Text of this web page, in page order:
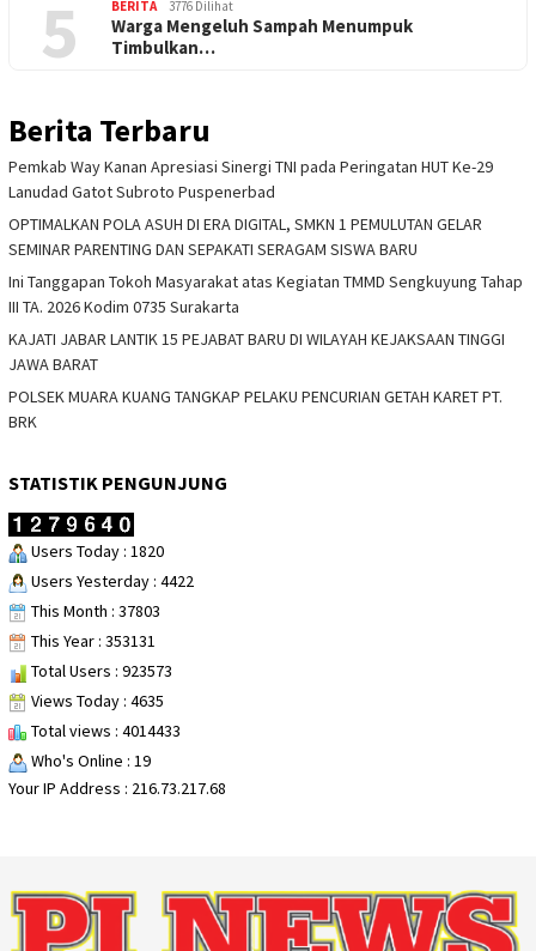
5 BERITA 3776 Dilihat
Warga Mengeluh Sampah Menumpuk
Timbulkan…
Berita Terbaru
Pemkab Way Kanan Apresiasi Sinergi TNI pada Peringatan HUT Ke-29
Lanudad Gatot Subroto Puspenerbad
OPTIMALKAN POLA ASUH DI ERA DIGITAL, SMKN 1 PEMULUTAN GELAR
SEMINAR PARENTING DAN SEPAKATI SERAGAM SISWA BARU
Ini Tanggapan Tokoh Masyarakat atas Kegiatan TMMD Sengkuyung Tahap
III TA. 2026 Kodim 0735 Surakarta
KAJATI JABAR LANTIK 15 PEJABAT BARU DI WILAYAH KEJAKSAAN TINGGI
JAWA BARAT
POLSEK MUARA KUANG TANGKAP PELAKU PENCURIAN GETAH KARET PT.
BRK
STATISTIK PENGUNJUNG
Users Today : 1820
Users Yesterday : 4422
This Month : 37803
This Year : 353131
Total Users : 923573
Views Today : 4635
Total views : 4014433
Who's Online : 19
Your IP Address : 216.73.217.68